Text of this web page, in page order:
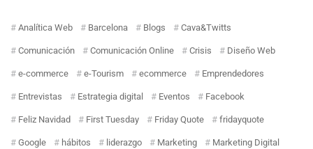
Analítica Web Barcelona Blogs Cava&Twitts
Comunicación Comunicación Online Crisis Diseño Web
e-commerce e-Tourism ecommerce Emprendedores
Entrevistas Estrategia digital Eventos Facebook
Feliz Navidad First Tuesday Friday Quote fridayquote
Google hábitos liderazgo Marketing Marketing Digital